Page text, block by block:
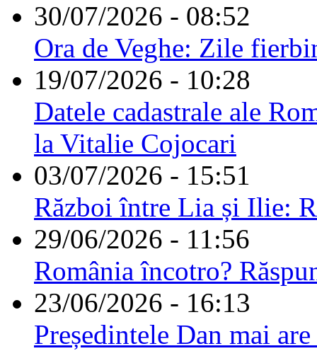
30/07/2026 - 08:52
Ora de Veghe: Zile
19/07/2026 - 10:28
Datele cadastrale ale
la Vitalie Cojocari
03/07/2026 - 15:51
Război între Lia și Ilie:
29/06/2026 - 11:56
România încotro?
23/06/2026 - 16:13
Președintele Dan mai